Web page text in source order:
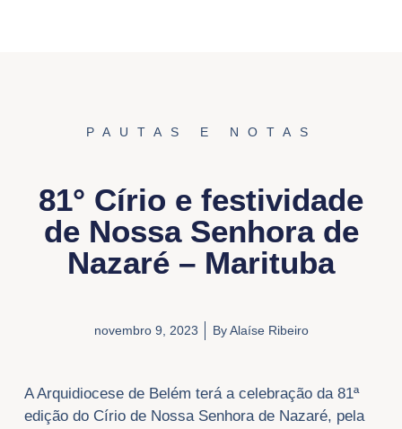
PAUTAS E NOTAS
81° Círio e festividade
de Nossa Senhora de
Nazaré – Marituba
novembro 9, 2023 ByAlaíse Ribeiro
A Arquidiocese de Belém terá a celebração da 81ª
edição do Círio de Nossa Senhora de Nazaré, pela